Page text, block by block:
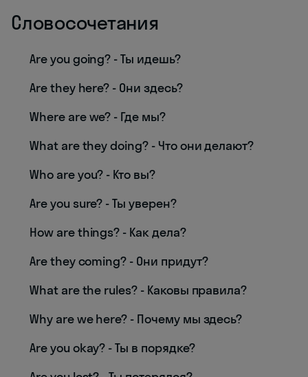
Словосочетания
Are you going? - Ты идешь?
Are they here? - Они здесь?
Where are we? - Где мы?
What are they doing? - Что они делают?
Who are you? - Кто вы?
Are you sure? - Ты уверен?
How are things? - Как дела?
Are they coming? - Они придут?
What are the rules? - Каковы правила?
Why are we here? - Почему мы здесь?
Are you okay? - Ты в порядке?